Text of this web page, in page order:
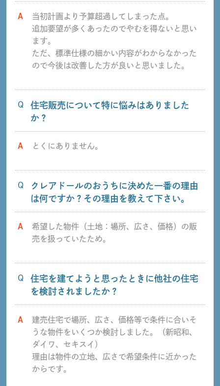
A
当初計画より予算超過してしまった点。
追加要望が多くあったのでやむを得ないと思い
ます。
ただ、標準仕様の細かい内容がわからなかった
ので今後は改善した方が良いと思いました。
Q
住宅販売について特に悩みはありました
か？
A とくにありません。
Q
クレアドールのおうちに決めた一番の理由
は何ですか？その理由を教えて下さい。
A
希望した物件（土地：場所、広さ、価格）の販
売を扱っていたため。
Q
住宅を建てようと思ったときに他社の住宅
を検討されましたか？
A
建売住宅で場所、広さ、価格等で条件に合いそ
うな物件をいくつか検討しました。（新昭和、
ダイワ、セキスイ）
理由は物件の立地、広さで希望条件に近かった
からです。